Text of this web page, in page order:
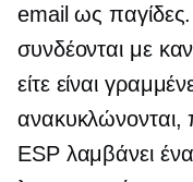
email ως παγίδες.
συνδέονται με
είτε είναι
ανακυκλώνονται,
ESP λαμβάνει